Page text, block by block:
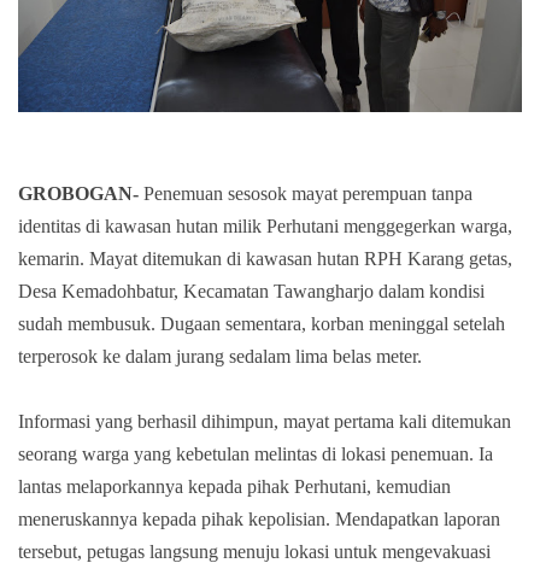
GROBOGAN- Penemuan sesosok mayat perempuan tanpa
identitas di kawasan hutan milik Perhutani menggegerkan warga,
kemarin. Mayat ditemukan di kawasan hutan RPH Karang getas,
Desa Kemadohbatur, Kecamatan Tawangharjo dalam kondisi
sudah membusuk. Dugaan sementara, korban meninggal setelah
terperosok ke dalam jurang sedalam lima belas meter.
Informasi yang berhasil dihimpun, mayat pertama kali ditemukan
seorang warga yang kebetulan melintas di lokasi penemuan. Ia
lantas melaporkannya kepada pihak Perhutani, kemudian
meneruskannya kepada pihak kepolisian. Mendapatkan laporan
tersebut, petugas langsung menuju lokasi untuk mengevakuasi